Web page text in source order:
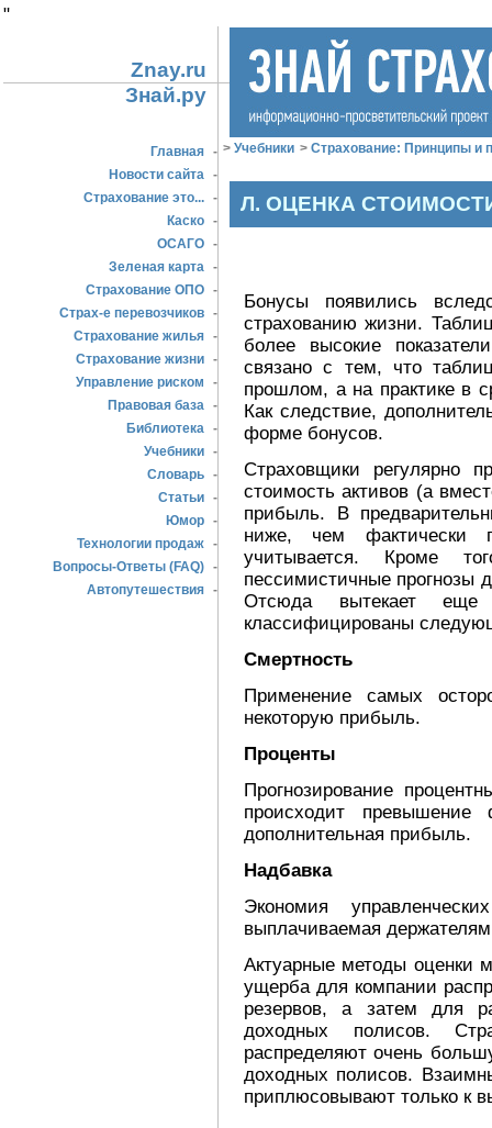
"
Znay.ru
Знай.ру
Главная -
Новости сайта -
Страхование это... -
Каско -
ОСАГО -
Зеленая карта -
Страхование ОПО -
Страх-е перевозчиков -
Страхование жилья -
Страхование жизни -
Управление риском
-
Правовая база -
Библиотека -
Учебники -
Словарь -
Статьи -
Юмор -
Технологии продаж -
Вопросы-Ответы (FAQ) -
Автопутешествия -
> Учебники > Страхование: Принципы и
Л. ОЦЕНКА
Бонусы появились
страхованию жизни.
более высокие
связано с тем, что
прошлом, а на практике в
Как следствие,
форме бонусов.
Страховщики регулярно
стоимость активов (а
прибыль. В
ниже, чем фактически
учитывается. Кроме
пессимистичные прогнозы
Отсюда вытекает еще
классифицированы
Смертность
Применение самых
некоторую прибыль.
Проценты
Прогнозирование
происходит превышение
дополнительная прибыль.
Надбавка
Экономия
выплачиваемая
Актуарные методы оценки
ущерба для компании
резервов, а затем для
доходных полисов.
распределяют очень
доходных полисов.
приплюсовывают только к